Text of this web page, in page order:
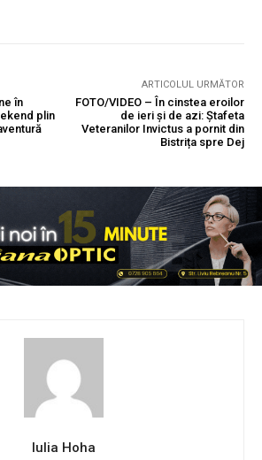
în
plin
ARTICOLUL URMĂTOR
FOTO/VIDEO – În cinstea eroilor
de ieri și de azi: Ștafeta
Veteranilor Invictus a pornit din
Bistrița spre Dej
Iulia Hoha